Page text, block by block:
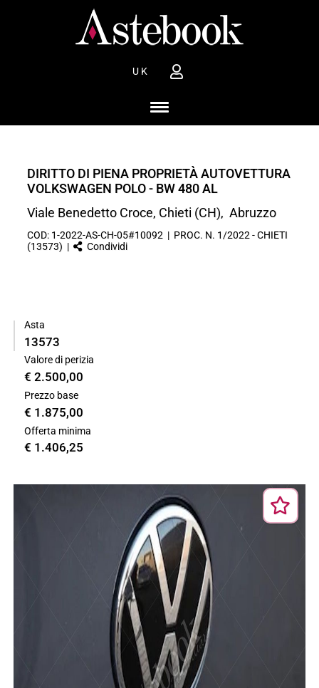
UK
DIRITTO DI PIENA PROPRIETÀ AUTOVETTURA
VOLKSWAGEN POLO - BW 480 AL
Viale Benedetto Croce, Chieti (CH), Abruzzo
COD: 1-2022-AS-CH-05#10092 | PROC. N. 1/2022 - CHIETI
(13573) |
Condividi
Asta
13573
Valore di perizia
€ 2.500,00
Prezzo base
€ 1.875,00
Offerta minima
€ 1.406,25